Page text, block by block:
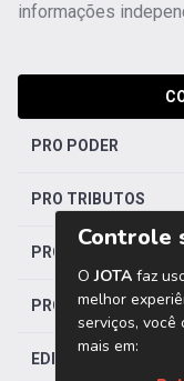
informações
PRO PODER
PRO TRIBUTOS
PRO TRABALHISTA
PRO SAÚDE
EDITORIAS